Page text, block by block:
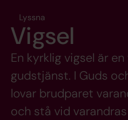
Lyssna
Vigsel
En kyrklig vigsel är
gudstjänst. I Guds
lovar brudparet
och stå vid